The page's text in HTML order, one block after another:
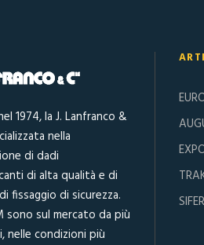
1974, la J. Lanfranco &
nella
di dadi
di alta qualità e di
fissaggio di sicurezza.
sono sul mercato da più
nelle condizioni più